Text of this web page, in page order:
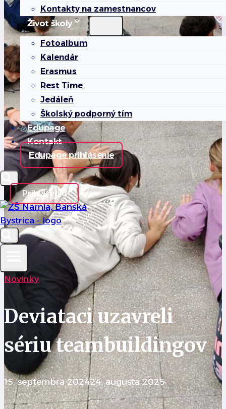
Kontakty na zamestnancov
Život školy
Fotoalbum
Kalendár
Erasmus
Rest Time
Jedáleň
Školský podporný tím
Edupage
Kontakt
Edupage prihlásenie
Prihlásenie
Novinky
Deviataci uzavreli
sériu teambuildingov
15. septembra 202424. augusta 2025